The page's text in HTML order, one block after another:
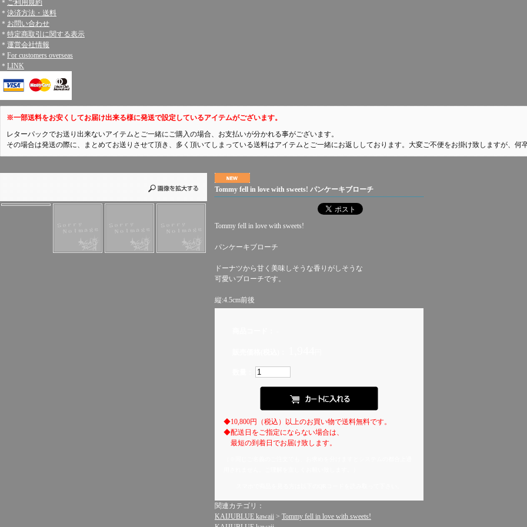
＊ ご利用規約
＊ 決済方法・送料
＊ お問い合わせ
＊ 特定商取引に関する表示
＊ 運営会社情報
＊ For customers overseas
＊ LINK
※一部送料をお安くしてお届け出来る様に発送で設定しているアイテムがございます。
レターパックでお送り出来ないアイテムとご一緒にご購入の場合、お支払いが分かれる事がございます。
その場合は発送の際に、まとめてお送りさせて頂き、多く頂いてしまっている送料はアイテムとご一緒にお返ししております。大変ご不便をお掛け致しますが、何
Tommy fell in love with sweets! パンケーキブローチ
Tommy fell in love with sweets!
パンケーキブローチ
ドーナツから甘く美味しそうな香りがしそうな
可愛いブローチです。
縦:4.5cm前後
◆10,800円（税込）以上のお買い物で送料無料です。
◆配送日をご指定にならない場合は、
最短の到着日でお届け致します。
関連カテゴリ：
KAIJUBLUE kawaii > Tommy fell in love with sweets!